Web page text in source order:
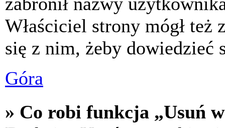
Właściciel strony mógł
się z nim, żeby dowiedzieć
Góra
» Co robi funkcja „Usuń